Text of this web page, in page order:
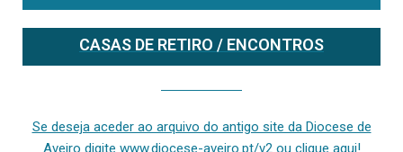
CASAS DE RETIRO / ENCONTROS
Se deseja aceder ao arquivo do antigo site da Diocese de
Aveiro digite www.diocese-aveiro.pt/v2 ou clique aqui!